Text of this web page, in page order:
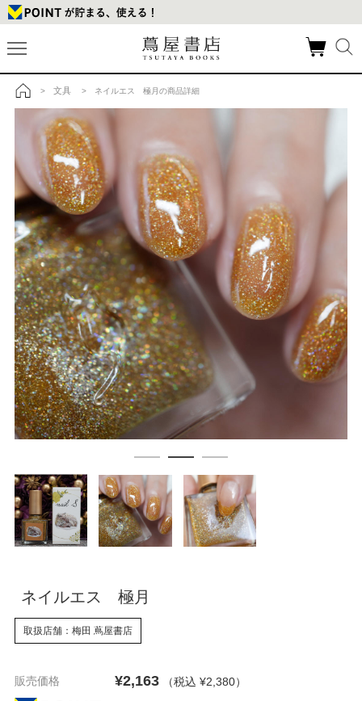
トップ
> 文具 > ネイルエス 極月の商品詳細
ネイルエス 極月
取扱店舗：梅田 蔦屋書店
販売価格 ¥2,163 （税込 ¥2,380）